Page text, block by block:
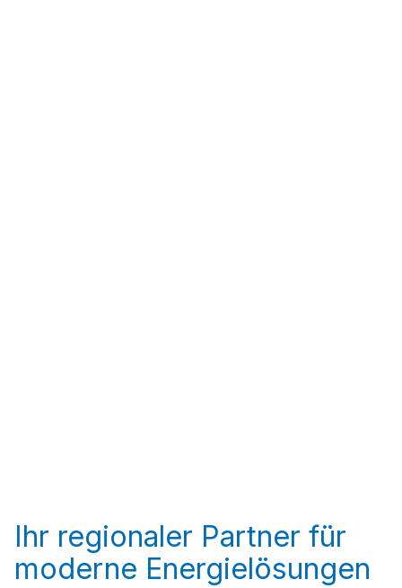
Ihr regionaler Partner für
moderne Energielösungen